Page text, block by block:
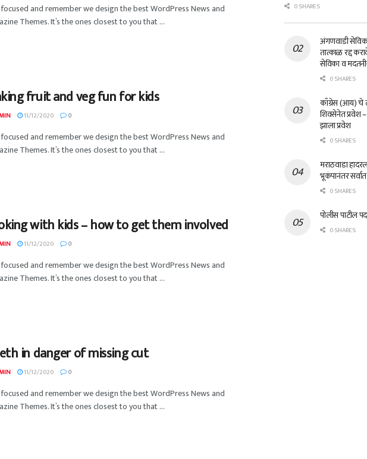
and remember we design the best WordPress News and
Themes. It’s the ones closest to you that ...
fruit and veg fun for kids
11/12/2020 0
and remember we design the best WordPress News and
Themes. It’s the ones closest to you that ...
with kids – how to get them involved
11/12/2020 0
and remember we design the best WordPress News and
Themes. It’s the ones closest to you that ...
in danger of missing cut
11/12/2020 0
and remember we design the best WordPress News and
Themes. It’s the ones closest to you that ...
0 SHARES
अंगणवाडी
तात्काळ रद्द
सेविका व
0 SHARES
काँग्रेस (आय) चे
शिवसेनेत प्रवेश
झाला प्रवेश
0 SHARES
मराठवाडा
भूकंपानंतर
0 SHARES
पोलीस पाटील
0 SHARES